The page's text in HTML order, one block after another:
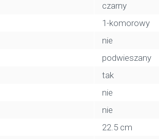
czarny
1-komorowy
nie
podwieszany
tak
nie
nie
22.5 cm